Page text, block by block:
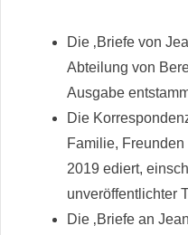
Die ‚Briefe von
Abteilung von
Ausgabe
Die
Familie,
2019 ediert,
unveröffentlichter
Die ‚Briefe an